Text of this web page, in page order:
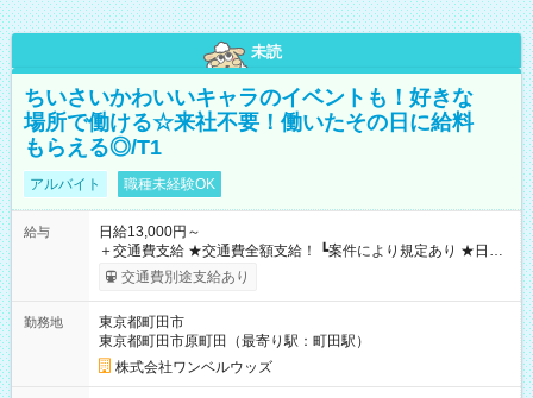
未読
ちいさいかわいいキャラのイベントも！好きな
場所で働ける☆来社不要！働いたその日に給料
もらえる◎/T1
アルバイト 職種未経験OK
給与
日給13,000円～
＋交通費支給 ★交通費全額支給！ ┗案件により規定あり ★日払
いOK！（規定あり） ┗働いたその日に現金GET♪ お仕事後はコ
ンビニATMから 日払い分を引き落とせます！ 【試用期間】試
交通費別途支給あり
勤務地
東京都町田市
東京都町田市原町田（最寄り駅：町田駅）
株式会社ワンベルウッズ